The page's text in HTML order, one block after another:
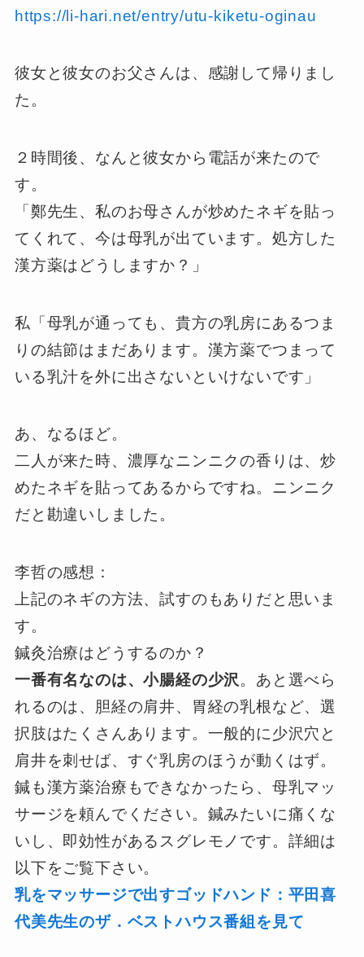
https://li-hari.net/entry/utu-kiketu-oginau
彼女と彼女のお父さんは、感謝して帰りまし
た。
２時間後、なんと彼女から電話が来たので
す。
「鄭先生、私のお母さんが炒めたネギを貼っ
てくれて、今は母乳が出ています。処方した
漢方薬はどうしますか？」
私「母乳が通っても、貴方の乳房にあるつま
りの結節はまだあります。漢方薬でつまって
いる乳汁を外に出さないといけないです」
あ、なるほど。
二人が来た時、濃厚なニンニクの香りは、炒
めたネギを貼ってあるからですね。ニンニク
だと勘違いしました。
李哲の感想：
上記のネギの方法、試すのもありだと思いま
す。
鍼灸治療はどうするのか？
一番有名なのは、小腸経の少沢 。あと選べら
れるのは、胆経の肩井、胃経の乳根など、選
択肢はたくさんあります。一般的に少沢穴と
肩井を刺せば、すぐ乳房のほうが動くはず。
鍼も漢方薬治療もできなかったら、母乳マッ
サージを頼んでください。鍼みたいに痛くな
いし、即効性があるスグレモノです。詳細は
以下をご覧下さい。
乳をマッサージで出すゴッドハンド：平田喜
代美先生のザ．ベストハウス番組を見て